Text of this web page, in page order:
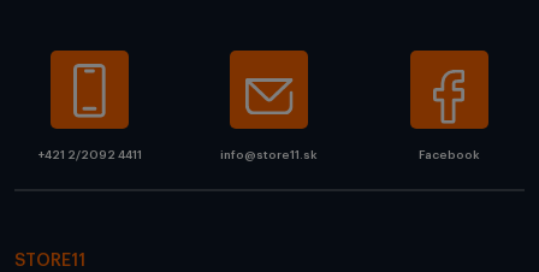
+421 2/2092 4411 info@store11.sk Facebook
STORE11